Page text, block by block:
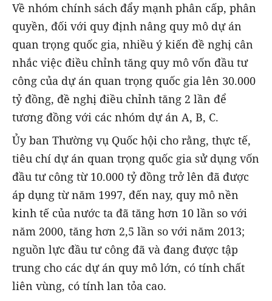
Về nhóm chính sách đẩy mạnh phân cấp, phân
quyền, đối với quy định nâng quy mô dự án
quan trọng quốc gia, nhiều ý kiến đề nghị cân
nhắc việc điều chỉnh tăng quy mô vốn đầu tư
công của dự án quan trọng quốc gia lên 30.000
tỷ đồng, đề nghị điều chỉnh tăng 2 lần để
tương đồng với các nhóm dự án A, B, C.
Ủy ban Thường vụ Quốc hội cho rằng, thực tế,
tiêu chí dự án quan trọng quốc gia sử dụng vốn
đầu tư công từ 10.000 tỷ đồng trở lên đã được
áp dụng từ năm 1997, đến nay, quy mô nền
kinh tế của nước ta đã tăng hơn 10 lần so với
năm 2000, tăng hơn 2,5 lần so với năm 2013;
nguồn lực đầu tư công đã và đang được tập
trung cho các dự án quy mô lớn, có tính chất
liên vùng, có tính lan tỏa cao.